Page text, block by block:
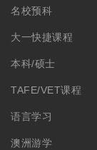
名校预科
大一快捷课程
本科/硕士
TAFE/VET课程
语言学习
澳洲游学